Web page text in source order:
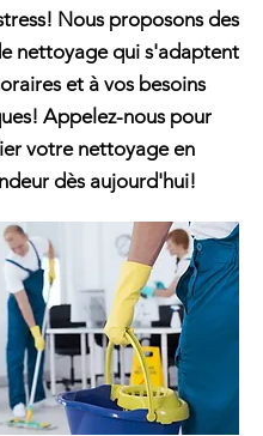
Nous proposons des
nettoyage qui s'adaptent
et à vos besoins
Appelez-nous pour
votre nettoyage en
dès aujourd'hui!